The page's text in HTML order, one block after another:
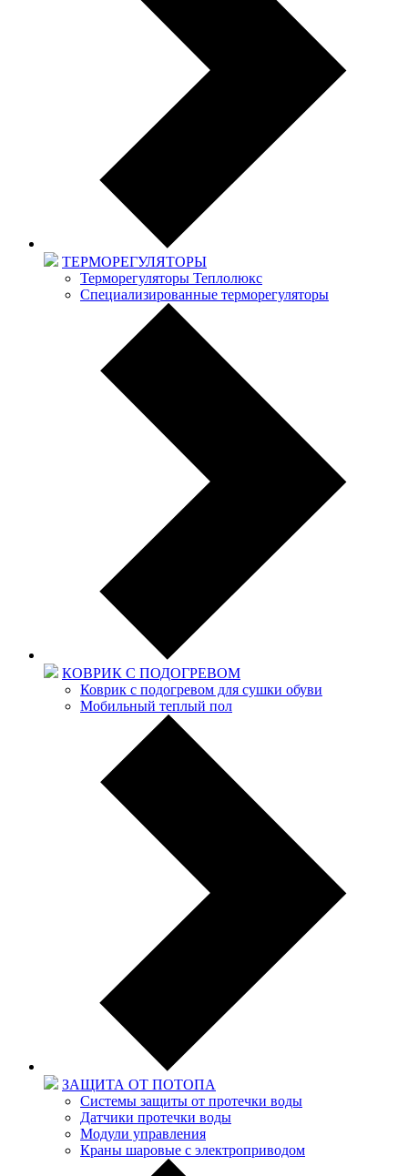
ТЕРМОРЕГУЛЯТОРЫ
Терморегуляторы Теплолюкс
Специализированные терморегуляторы
КОВРИК С ПОДОГРЕВОМ
Коврик с подогревом для сушки обуви
Мобильный теплый пол
ЗАЩИТА ОТ ПОТОПА
Системы защиты от протечки воды
Датчики протечки воды
Модули управления
Краны шаровые с электроприводом